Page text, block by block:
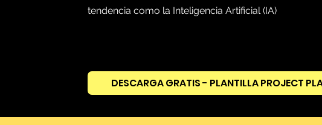
tendencia como la Inteligencia Artificial (IA)
DESCARGA GRATIS - PLANTILLA PROJECT